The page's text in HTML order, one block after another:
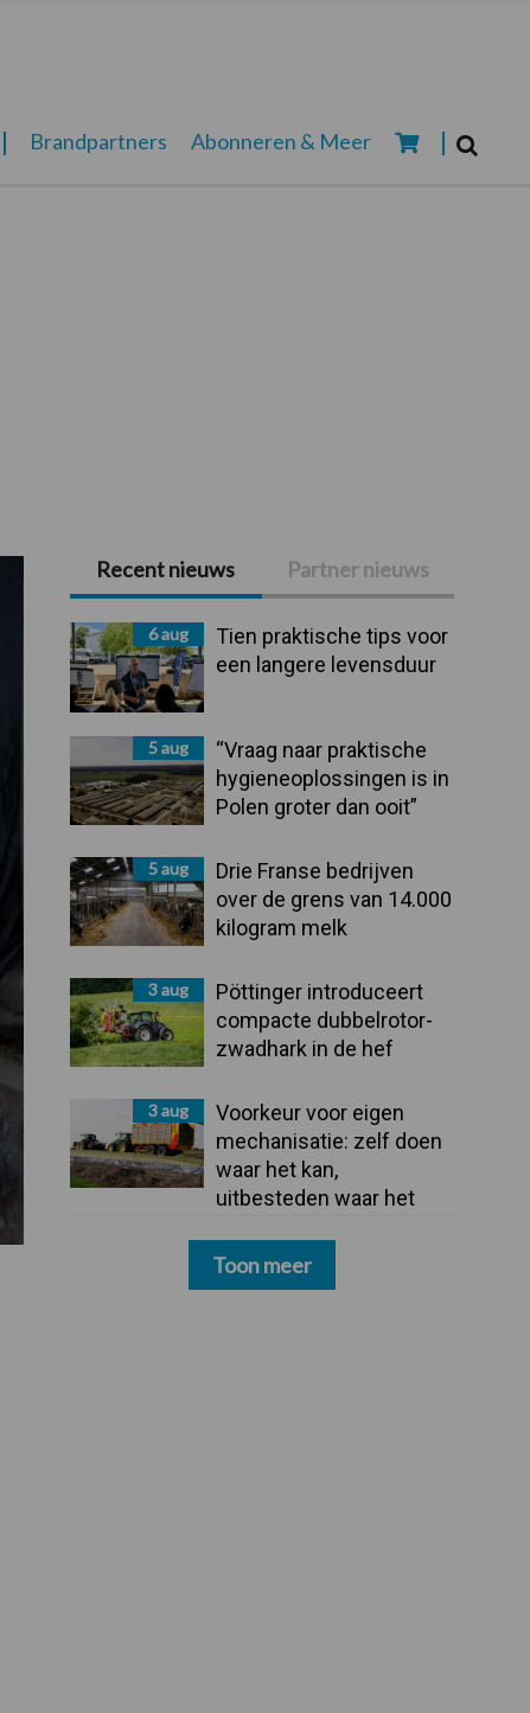
Brandpartners Abonneren & Meer
Primaire
Sidebar
Recent nieuws Partner nieuws
6 aug
Tien praktische tips voor
een langere levensduur
5 aug
“Vraag naar praktische
hygieneoplossingen is in
Polen groter dan ooit”
5 aug
Drie Franse bedrijven
over de grens van 14.000
kilogram melk
3 aug
Pöttinger introduceert
compacte dubbelrotor-
zwadhark in de hef
3 aug
Voorkeur voor eigen
mechanisatie: zelf doen
waar het kan,
uitbesteden waar het
Toon meer